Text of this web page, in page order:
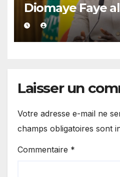
Diomaye Faye
interrogations
Laisser un
Votre adresse e-mail ne
champs obligatoires sont
Commentaire *